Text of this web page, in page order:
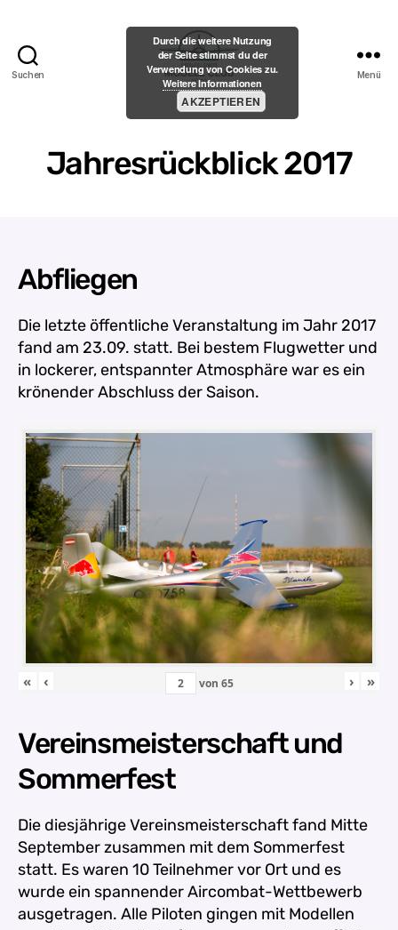
Suchen
Menzelener-
Modell-
e.V.
Menü
Jahresrückblick 2017
Abfliegen
Die letzte öffentliche Veranstaltung im Jahr 2017
fand am 23.09. statt. Bei bestem Flugwetter und
in lockerer, entspannter Atmosphäre war es ein
krönender Abschluss der Saison.
« ‹ von 65 › »
Vereinsmeisterschaft und
Sommerfest
Die diesjährige Vereinsmeisterschaft fand Mitte
September zusammen mit dem Sommerfest
statt. Es waren 10 Teilnehmer vor Ort und es
wurde ein spannender Aircombat-Wettbewerb
ausgetragen. Alle Piloten gingen mit Modellen
Durch die weitere Nutzung
der Seite stimmst du der
Verwendung von Cookies zu.
Weitere Informationen
AKZEPTIEREN